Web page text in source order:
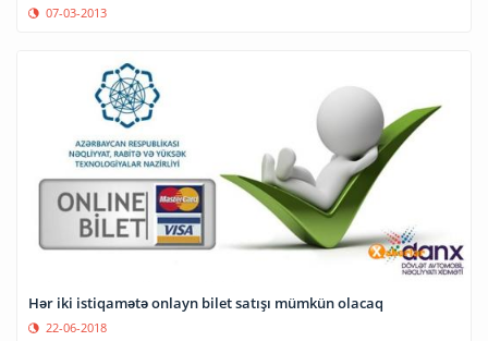
07-03-2013
Hər iki istiqamətə onlayn bilet satışı mümkün olacaq
22-06-2018